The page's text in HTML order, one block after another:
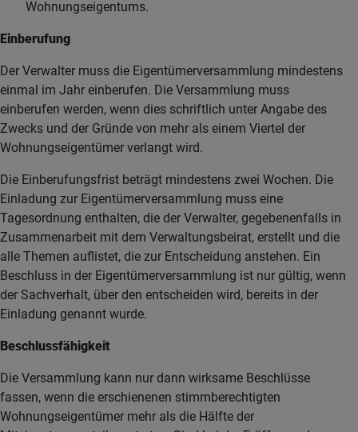
Wohnungseigentums.
Einberufung
Der Verwalter muss die Eigentümerversammlung mindestens
einmal im Jahr einberufen. Die Versammlung muss
einberufen werden, wenn dies schriftlich unter Angabe des
Zwecks und der Gründe von mehr als einem Viertel der
Wohnungseigentümer verlangt wird.
Die Einberufungsfrist beträgt mindestens zwei Wochen. Die
Einladung zur Eigentümerversammlung muss eine
Tagesordnung enthalten, die der Verwalter, gegebenenfalls in
Zusammenarbeit mit dem Verwaltungsbeirat, erstellt und die
alle Themen auflistet, die zur Entscheidung anstehen. Ein
Beschluss in der Eigentümerversammlung ist nur gültig, wenn
der Sachverhalt, über den entscheiden wird, bereits in der
Einladung genannt wurde.
Beschlussfähigkeit
Die Versammlung kann nur dann wirksame Beschlüsse
fassen, wenn die erschienenen stimmberechtigten
Wohnungseigentümer mehr als die Hälfte der